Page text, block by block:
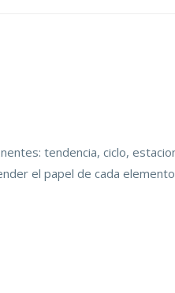
tendencia, ciclo,
el papel de cada